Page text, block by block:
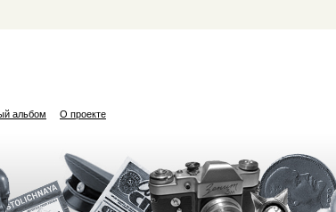
альбом О проекте